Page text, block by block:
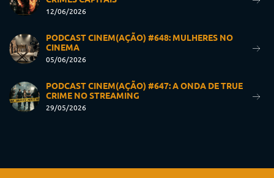
12/06/2026
PODCAST CINEM(AÇÃO) #648: MULHERES NO
CINEMA
05/06/2026
PODCAST CINEM(AÇÃO) #647: A ONDA DE TRUE
CRIME NO STREAMING
29/05/2026